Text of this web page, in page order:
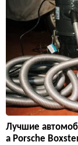
Лучшие
а Porsche